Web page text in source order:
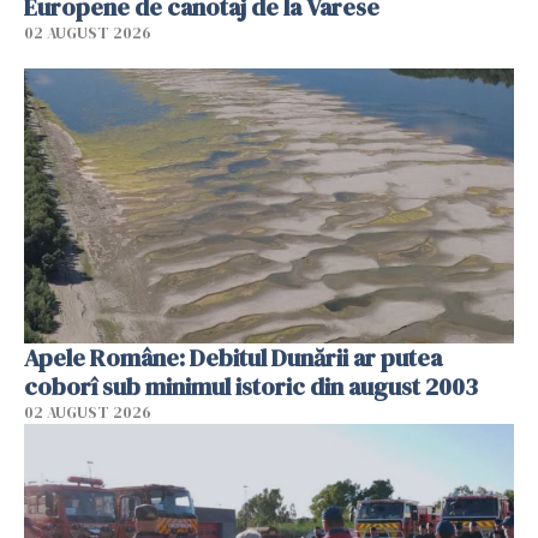
02 AUGUST 2026
Apele Române: Debitul Dunării ar putea
coborî sub minimul istoric din august 2003
02 AUGUST 2026